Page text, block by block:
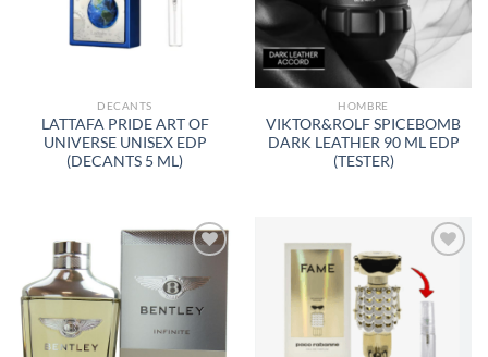
DECANTS
LATTAFA PRIDE ART OF
UNIVERSE UNISEX EDP
(DECANTS 5 ML)
HOMBRE
VIKTOR&ROLF SPICEBOMB
DARK LEATHER 90 ML EDP
(TESTER)
AÑADIR
A LA
LISTA
DE
DESEOS
AÑADIR
A LA
DE
DESEOS